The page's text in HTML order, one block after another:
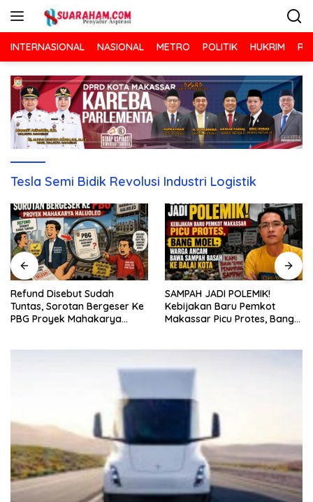
INTERNASIONAL NASIONAL METRO POLITIK HUKRIM
Tesla Semi Bidik Revolusi Industri Logistik
Refund Disebut Sudah
Tuntas, Sorotan Bergeser Ke
PBG Proyek Mahakarya
SAMPAH JADI POLEMIK!
Kebijakan Baru Pemkot
Makassar Picu Protes, Bang